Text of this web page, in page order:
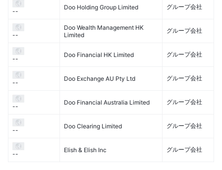
--
Doo Holding Group Limited グループ会社
--
Doo Wealth Management HK
Limited
グループ会社
--
Doo Financial HK Limited グループ会社
--
Doo Exchange AU Pty Ltd グループ会社
--
Doo Financial Australia Limited グループ会社
--
Doo Clearing Limited グループ会社
--
Elish & Elish Inc グループ会社